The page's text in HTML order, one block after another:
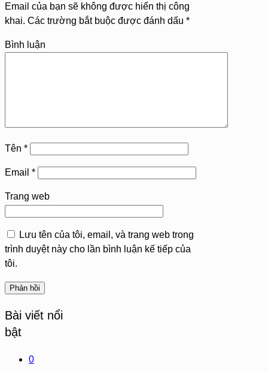
Email của bạn sẽ không được hiển thị công
khai. Các trường bắt buộc được đánh dấu *
Bình luận
Tên *
Email *
Trang web
Lưu tên của tôi, email, và trang web trong
trình duyệt này cho lần bình luận kế tiếp của
tôi.
Bài viết nổi
bật
0